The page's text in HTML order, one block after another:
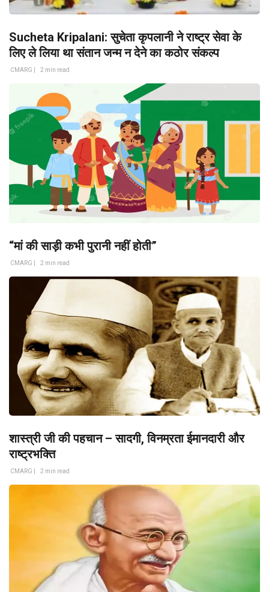
Sucheta Kripalani: सुचेता कृपलानी ने राष्ट्र सेवा के
लिए ले लिया था संतान जन्म न देने का कठोर संकल्प
CMARG | 2 min read
“मां की साड़ी कभी पुरानी नहीं होती”
CMARG | 2 min read
शास्त्री जी की पहचान – सादगी, विनम्रता ईमानदारी और
राष्ट्रभक्ति
CMARG | 2 min read